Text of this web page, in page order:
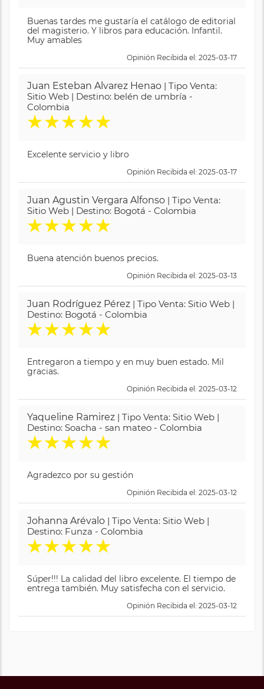
Buenas tardes me gustaría el catálogo de editorial
del magisterio. Y libros para educación. Infantil.
Muy amables
Opinión Recibida el: 2025-03-17
Juan Esteban Alvarez Henao | Tipo Venta:
Sitio Web | Destino: belén de umbría -
Colombia
★★★★★
Excelente servicio y libro
Opinión Recibida el: 2025-03-17
Juan Agustin Vergara Alfonso | Tipo Venta:
Sitio Web | Destino: Bogotá - Colombia
★★★★★
Buena atención buenos precios.
Opinión Recibida el: 2025-03-13
Juan Rodríguez Pérez | Tipo Venta: Sitio Web |
Destino: Bogotá - Colombia
★★★★★
Entregaron a tiempo y en muy buen estado. Mil
gracias.
Opinión Recibida el: 2025-03-12
Yaqueline Ramirez | Tipo Venta: Sitio Web |
Destino: Soacha - san mateo - Colombia
★★★★★
Agradezco por su gestión
Opinión Recibida el: 2025-03-12
Johanna Arévalo | Tipo Venta: Sitio Web |
Destino: Funza - Colombia
★★★★★
Súper!!! La calidad del libro excelente. El tiempo de
entrega también. Muy satisfecha con el servicio.
Opinión Recibida el: 2025-03-12